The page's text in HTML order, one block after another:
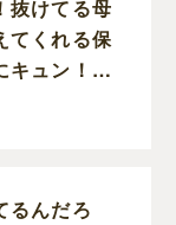
抜けてる母
てくれる保
キュン！｜
画
るんだろ